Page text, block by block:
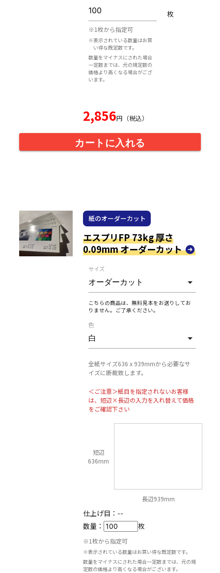
※1枚から指定可
※表示されている数量はお買
い得な既定数です。
数量をマイナスにされた場合
一定数までは、元の規定数の
価格より高くなる場合がござ
います。
枚
2,856円（税込）
カートに入れる
紙のオーダーカット
エスプリFP 73kg 厚さ
0.09mm オーダーカット
サイズ
こちらの商品は、無料見本をお送りしてお
りません。ご了承ください。
色
全紙サイズ636 x 939mmから必要なサ
イズに断裁致します。
＜ご注意＞紙目を指定されないお客様
は、短辺×長辺の入力を入れ替えて価格
をご確認下さい
短辺
636mm
長辺939mm
仕上げ目： --
数量：
枚
※1枚から指定可
※表示されている数量はお買い得な既定数です。
数量をマイナスにされた場合一定数までは、元の規
定数の価格より高くなる場合がございます。